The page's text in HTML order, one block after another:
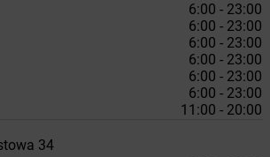
6:00 - 23:00
6:00 - 23:00
6:00 - 23:00
6:00 - 23:00
6:00 - 23:00
6:00 - 23:00
11:00 - 20:00
34